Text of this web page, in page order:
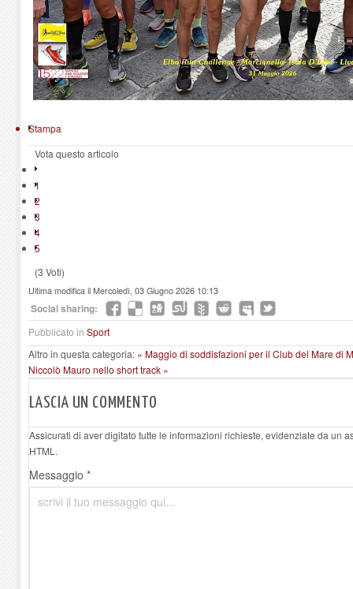
Stampa
Vota questo articolo
1
2
3
4
5
(3 Voti)
Ultima modifica il Mercoledì, 03 Giugno 2026 10:13
Social sharing:
Pubblicato in Sport
Altro in questa categoria: « Maggio di soddisfazioni per il Club del Mare di
Niccolò Mauro nello short track »
LASCIA UN COMMENTO
Assicurati di aver digitato tutte le informazioni richieste, evidenziate da un
HTML.
Messaggio *